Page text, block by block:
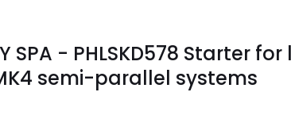
SPA - PHLSKD578 Starter
semi-parallel systems